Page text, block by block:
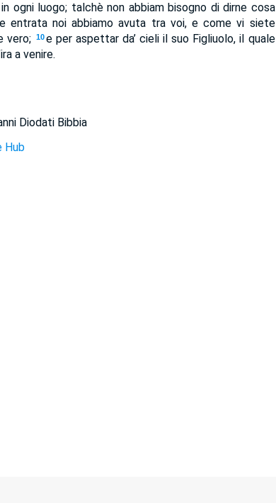
ogni luogo; talchè non abbiam bisogno di dirne cosa
entrata noi abbiamo avuta tra voi, e come vi siete
vero; 10 e per aspettar da’ cieli il suo Figliuolo, il quale
a venire.
Diodati Bibbia
Hub